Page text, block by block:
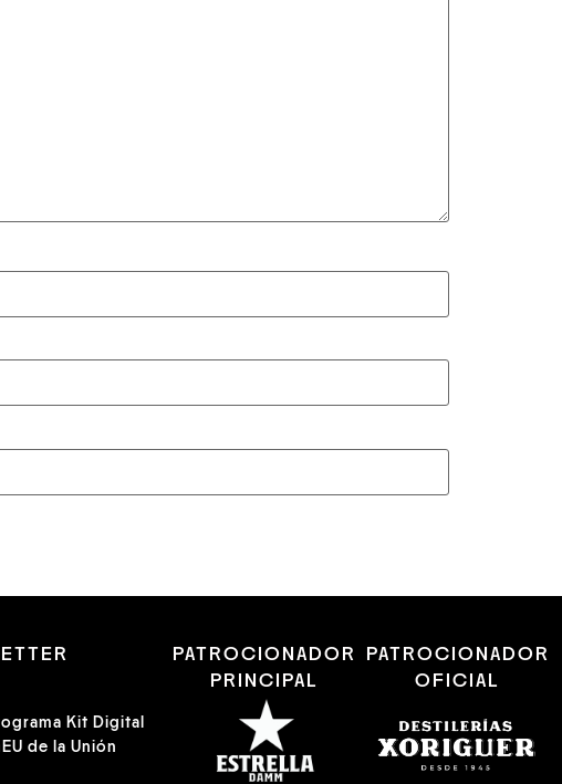
Kit Digital
de la Unión
PATROCIONADOR
PRINCIPAL
PATROCIONADOR
OFICIAL